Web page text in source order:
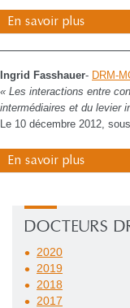
En savoir plus
Ingrid Fasshauer- DRM-
« Les interactions entre
intermédiaires et du levier
Le 10 décembre 2012,
En savoir plus
DOCTEURS
2020
2019
2018
2017